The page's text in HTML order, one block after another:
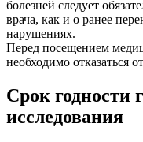
болезней следует
врача, как и о ранее
нарушениях.
Перед посещением
необходимо отказаться
Срок годности
исследования